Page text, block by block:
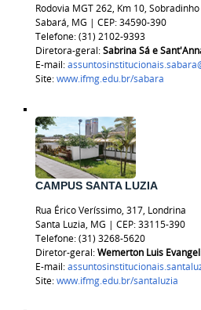
Rodovia MGT 262, Km 10, Sobradinho
Sabará, MG | CEP: 34590-390
Telefone: (31) 2102-9393
Diretora-geral:Sabrina Sá e
E-mail:
Site:www.ifmg.edu.br/sabara
CAMPUS SANTA LUZIA
Rua Érico Veríssimo, 317, Londrina
Santa Luzia, MG | CEP: 33115-390
Telefone: (31) 3268-5620
Diretor-geral:Wemerton Luis
E-mail:
Site:www.ifmg.edu.br/santaluzia